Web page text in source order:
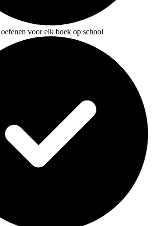
voor elk boek op school